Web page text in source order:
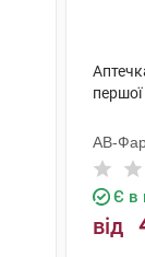
АВ-
Є в
від